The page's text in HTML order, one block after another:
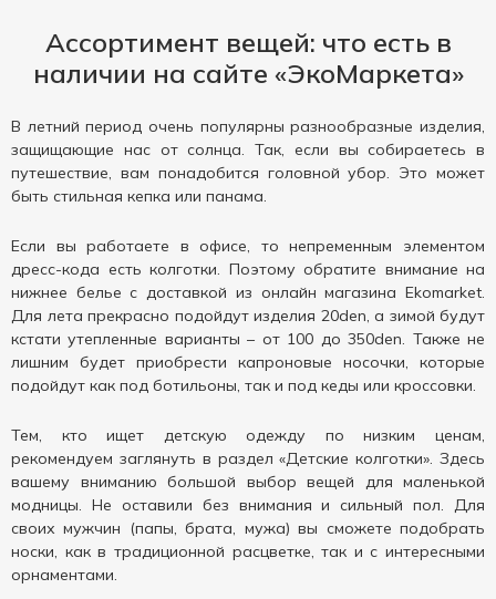
Ассортимент вещей: что есть в
наличии на сайте «ЭкоМаркета»
В летний период очень популярны разнообразные изделия,
защищающие нас от солнца. Так, если вы собираетесь в
путешествие, вам понадобится головной убор. Это может
быть стильная кепка или панама.
Если вы работаете в офисе, то непременным элементом
дресс-кода есть колготки. Поэтому обратите внимание на
нижнее белье с доставкой из онлайн магазина Ekomarket.
Для лета прекрасно подойдут изделия 20den, а зимой будут
кстати утепленные варианты – от 100 до 350den. Также не
лишним будет приобрести капроновые носочки, которые
подойдут как под ботильоны, так и под кеды или кроссовки.
Тем, кто ищет детскую одежду по низким ценам,
рекомендуем заглянуть в раздел «Детские колготки». Здесь
вашему вниманию большой выбор вещей для маленькой
модницы. Не оставили без внимания и сильный пол. Для
своих мужчин (папы, брата, мужа) вы сможете подобрать
носки, как в традиционной расцветке, так и с интересными
орнаментами.